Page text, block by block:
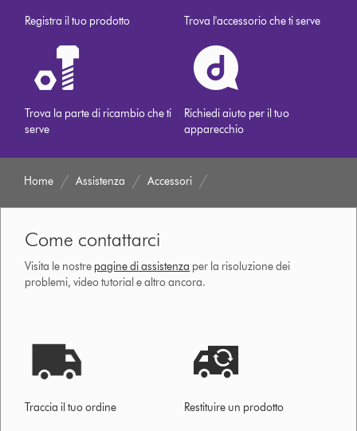
Registra il tuo prodotto Trova l'accessorio che ti serve
Trova la parte di ricambio che ti
serve
Richiedi aiuto per il tuo
apparecchio
Home Assistenza Accessori
Come contattarci
Visita le nostre pagine di assistenza per la risoluzione dei
problemi, video tutorial e altro ancora.
Traccia il tuo ordine Restituire un prodotto